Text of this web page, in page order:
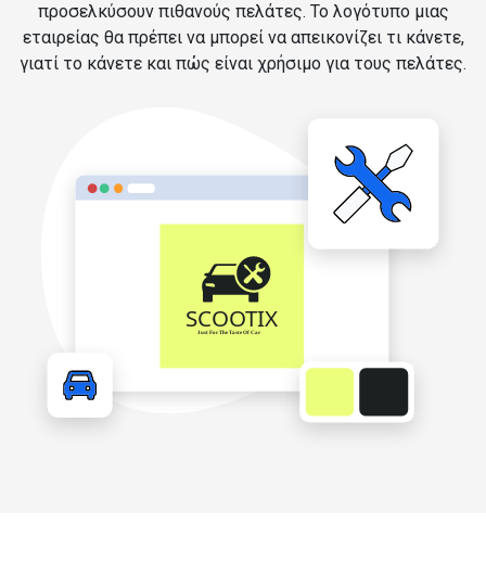
προσελκύσουν πιθανούς πελάτες. Το λογότυπο μιας
εταιρείας θα πρέπει να μπορεί να απεικονίζει τι κάνετε,
γιατί το κάνετε και πώς είναι χρήσιμο για τους πελάτες.